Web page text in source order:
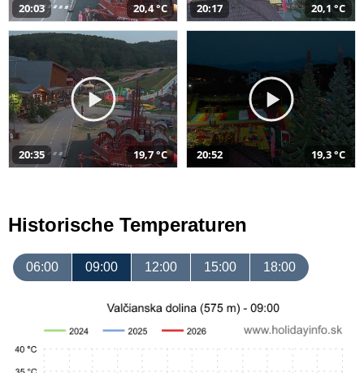
20:03 20,4 °C 20:17 20,1 °C
20:35 19,7 °C 20:52 19,3 °C
Historische Temperaturen
06:00 09:00 12:00 15:00 18:00